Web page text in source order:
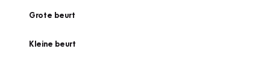
Grote beurt
Kleine beurt